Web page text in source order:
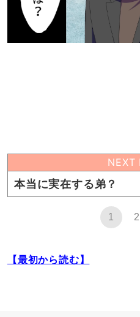
NEXT
本当に実在する弟？
1 2
【最初から読む】